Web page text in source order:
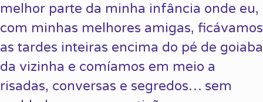
melhor parte da minha infância onde eu,
com minhas melhores amigas, ficávamos
as tardes inteiras encima do pé de goiaba
da vizinha e comíamos em meio a
risadas, conversas e segredos… sem